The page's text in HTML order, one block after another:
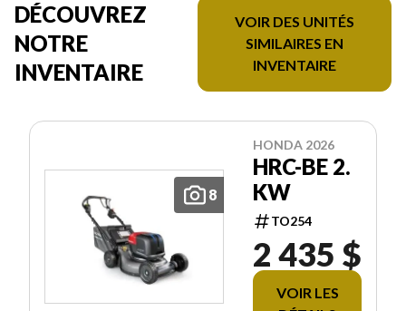
DÉCOUVREZ
NOTRE
INVENTAIRE
VOIR DES UNITÉS
SIMILAIRES EN
INVENTAIRE
8
HONDA 2026
HRC-BE 2.
KW
TO254
2 435 $
VOIR LES